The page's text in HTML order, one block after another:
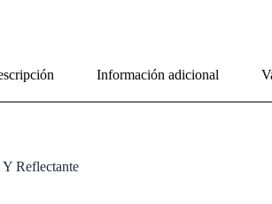
Información adicional
Reflectante